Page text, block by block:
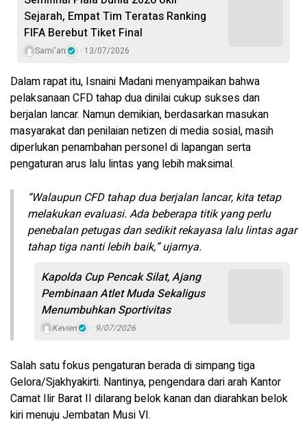
Sejarah, Empat Tim Teratas Ranking
FIFA Berebut Tiket Final
Sami'an 13/07/2026
Dalam rapat itu, Isnaini Madani menyampaikan bahwa
pelaksanaan CFD tahap dua dinilai cukup sukses dan
berjalan lancar. Namun demikian, berdasarkan masukan
masyarakat dan penilaian netizen di media sosial, masih
diperlukan penambahan personel di lapangan serta
pengaturan arus lalu lintas yang lebih maksimal.
“Walaupun CFD tahap dua berjalan lancar, kita tetap
melakukan evaluasi. Ada beberapa titik yang perlu
penebalan petugas dan sedikit rekayasa lalu lintas agar
tahap tiga nanti lebih baik,” ujarnya.
Kapolda Cup Pencak Silat, Ajang
Pembinaan Atlet Muda Sekaligus
Menumbuhkan Sportivitas
Kevien 9/07/2026
Salah satu fokus pengaturan berada di simpang tiga
Gelora/Sjakhyakirti. Nantinya, pengendara dari arah Kantor
Camat Ilir Barat II dilarang belok kanan dan diarahkan belok
kiri menuju Jembatan Musi VI.